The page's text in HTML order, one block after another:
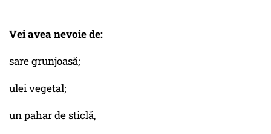
Vei avea nevoie de:
sare grunjoasă;
ulei vegetal;
un pahar de sticlă,